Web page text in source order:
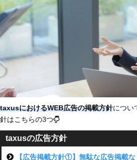
taxusにおけるWEB広告の掲載方針につい
針はこちらの3つ
taxusの広告方針
【広告掲載方針①】無駄な広告掲載な